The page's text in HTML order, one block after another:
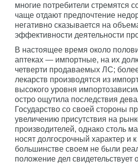
многие потребители стремятся
чаще отдают предпочтение
негативно сказывается на
эффективности деятельности
В настоящее время около
аптеках — импортные, на их
четверти продаваемых ЛС;
лекарств производятся из
высокого уровня
остро ощутила последствия
Государство со своей стороны
увеличению присутствия на
производителей, однако столь
носят долгосрочный характер и
большинстве своем не были
положение дел свидетельствует